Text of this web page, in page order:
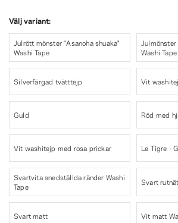
Välj variant:
Julrött mönster "Asanoha shuaka"
Washi Tape
Julmönster
Washi Tape
Silverfärgad tvätttejp Vit
Guld Röd med
Vit washitejp med rosa prickar Le Tigre -
Svartvita snedställda ränder Washi
Tape
Svart
Svart matt Vit matt